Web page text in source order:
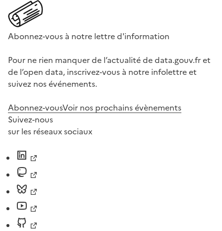
Abonnez-vous à notre lettre d'information
Pour ne rien manquer de l’actualité de data.gouv.fr et
de l’open data, inscrivez-vous à notre infolettre et
suivez nos événements.
Abonnez-vousVoir nos prochains évènements
Suivez-nous
sur les réseaux sociaux